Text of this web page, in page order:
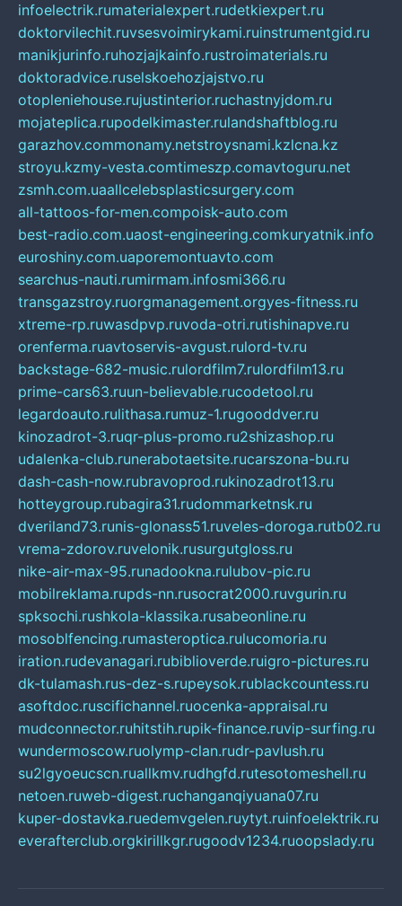
infoelectrik.rumaterialexpert.rudetkiexpert.ru
doktorvilechit.ruvsesvoimirykami.ruinstrumentgid.ru
manikjurinfo.ruhozjajkainfo.rustroimaterials.ru
doktoradvice.ruselskoehozjajstvo.ru
otopleniehouse.rujustinterior.ruchastnyjdom.ru
mojateplica.rupodelkimaster.rulandshaftblog.ru
garazhov.commonamy.netstroysnami.kzlcna.kz
stroyu.kzmy-vesta.comtimeszp.comavtoguru.net
zsmh.com.uaallcelebsplasticsurgery.com
all-tattoos-for-men.compoisk-auto.com
best-radio.com.uaost-engineering.comkuryatnik.info
euroshiny.com.uaporemontuavto.com
searchus-nauti.rumirmam.infosmi366.ru
transgazstroy.ruorgmanagement.orgyes-fitness.ru
xtreme-rp.ruwasdpvp.ruvoda-otri.rutishinapve.ru
orenferma.ruavtoservis-avgust.rulord-tv.ru
backstage-682-music.rulordfilm7.rulordfilm13.ru
prime-cars63.ruun-believable.rucodetool.ru
legardoauto.rulithasa.rumuz-1.rugooddver.ru
kinozadrot-3.ruqr-plus-promo.ru2shizashop.ru
udalenka-club.runerabotaetsite.rucarszona-bu.ru
dash-cash-now.rubravoprod.rukinozadrot13.ru
hotteygroup.rubagira31.rudommarketnsk.ru
dveriland73.runis-glonass51.ruveles-doroga.rutb02.ru
vrema-zdorov.ruvelonik.rusurgutgloss.ru
nike-air-max-95.runadookna.rulubov-pic.ru
mobilreklama.rupds-nn.rusocrat2000.ruvgurin.ru
spksochi.rushkola-klassika.rusabeonline.ru
mosoblfencing.rumasteroptica.rulucomoria.ru
iration.rudevanagari.rubiblioverde.ruigro-pictures.ru
dk-tulamash.rus-dez-s.rupeysok.rublackcountess.ru
asoftdoc.ruscifichannel.ruocenka-appraisal.ru
mudconnector.ruhitstih.rupik-finance.ruvip-surfing.ru
wundermoscow.ruolymp-clan.rudr-pavlush.ru
su2lgyoeucscn.ruallkmv.rudhgfd.rutesotomeshell.ru
netoen.ruweb-digest.ruchanganqiyuana07.ru
kuper-dostavka.ruedemvgelen.ruytyt.ruinfoelektrik.ru
everafterclub.orgkirillkgr.rugoodv1234.ruoopslady.ru